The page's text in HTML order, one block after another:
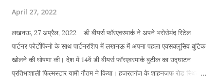
April 27, 2022
लखनऊ, 27 अप्रैल, 2022 - डी बीयर्स फॉरएवरमार्क ने अपने भरोसेमंद रिटेल
पार्टनर फोर्टोफिनो के साथ पार्टनरशिप में लखनऊ में अपना पहला एक्सक्लूसिव बुटिक
खोलने की घोषणा की। देश में 14वें डी बीयर्स फॉरएवरमार्क बुटीक का उद्घाटन
प्रतिभाशाली फिल्मस्टार यामी गौतम ने किया। हजरतगंज के शाहनजफ रोड स्थित